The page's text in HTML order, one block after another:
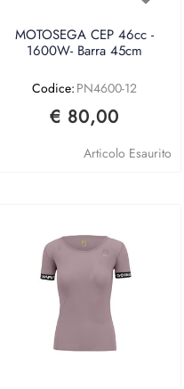
MOTOSEGA CEP 46cc -
1600W- Barra 45cm
Codice: PN4600-12
€ 80,00
Articolo Esaurito